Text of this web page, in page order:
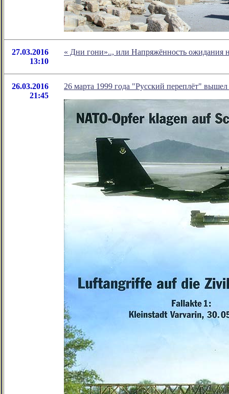
27.03.2016
13:10
« Дни гони».., или Напряжённость ожидания
26.03.2016
21:45
26 марта 1999 года "Русский переплёт"